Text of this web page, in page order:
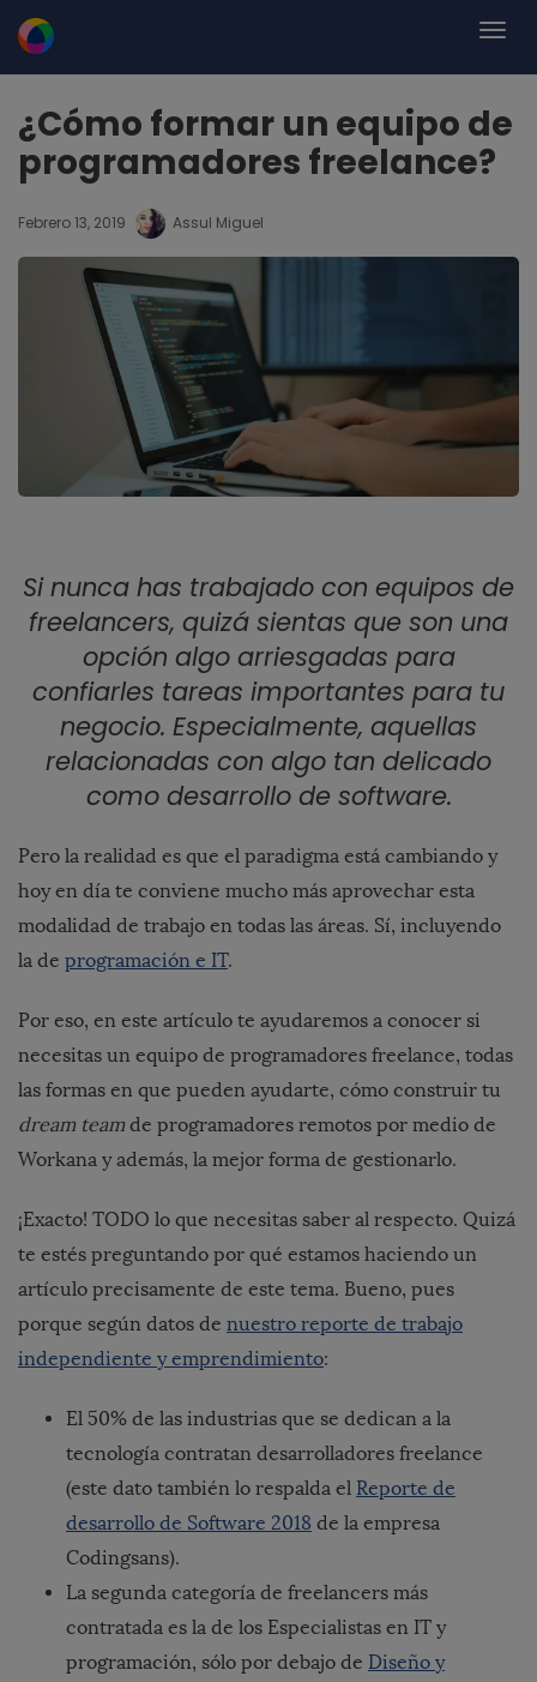
¿Cómo formar un equipo de
programadores freelance?
Febrero 13, 2019 Assul Miguel
Si nunca has trabajado con equipos de
freelancers, quizá sientas que son una
opción algo arriesgadas para
confiarles tareas importantes para tu
negocio. Especialmente, aquellas
relacionadas con algo tan delicado
como desarrollo de software.
Pero la realidad es que el paradigma está cambiando y
hoy en día te conviene mucho más aprovechar esta
modalidad de trabajo en todas las áreas. Sí, incluyendo
la de programación e IT.
Por eso, en este artículo te ayudaremos a conocer si
necesitas un equipo de programadores freelance, todas
las formas en que pueden ayudarte, cómo construir tu
dream teamde programadores remotos por medio de
Workana y además, la mejor forma de gestionarlo.
¡Exacto! TODO lo que necesitas saber al respecto. Quizá
te estés preguntando por qué estamos haciendo un
artículo precisamente de este tema. Bueno, pues
porque según datos de nuestro reporte de trabajo
independiente y emprendimiento:
El 50% de las industrias que se dedican a la
tecnología contratan desarrolladores freelance
(este dato también lo respalda el Reporte de
desarrollo de Software 2018 de la empresa
Codingsans).
La segunda categoría de freelancers más
contratada es la de los Especialistas en IT y
programación, sólo por debajo de Diseño y